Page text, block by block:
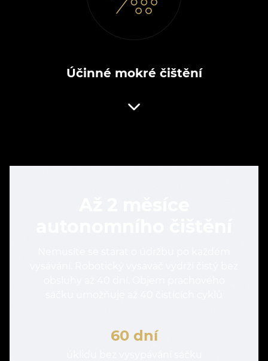
Účinné mokré čištění
60 dní